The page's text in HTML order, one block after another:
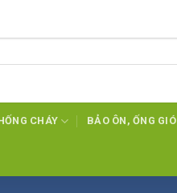
CHÁY BẢO ÔN, ỐNG GIÓ